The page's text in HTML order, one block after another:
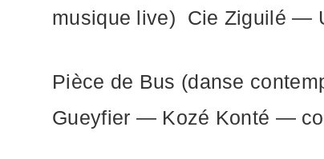
musique live) Cie Ziguilé —
Pièce de Bus (danse
Gueyfier — Kozé Konté —